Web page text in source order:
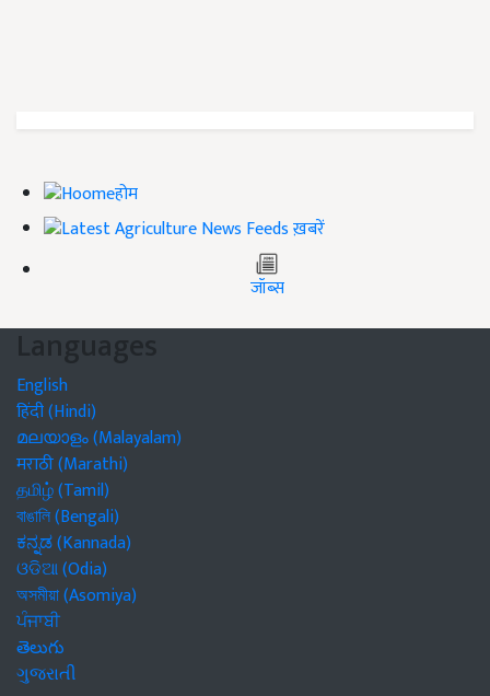
होम
ख़बरें
जॉब्स
Languages
English
हिंदी (Hindi)
മലയാളം (Malayalam)
मराठी (Marathi)
தமிழ் (Tamil)
বাঙালি (Bengali)
ಕನ್ನಡ (Kannada)
ଓଡିଆ (Odia)
অসমীয়া (Asomiya)
ਪੰਜਾਬੀ
తెలుగు
ગુજરાતી